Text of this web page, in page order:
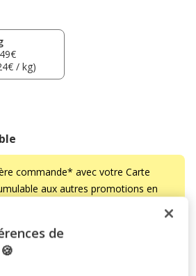
/ kg)
commande* avec votre Carte
aux autres promotions en
par kg
de